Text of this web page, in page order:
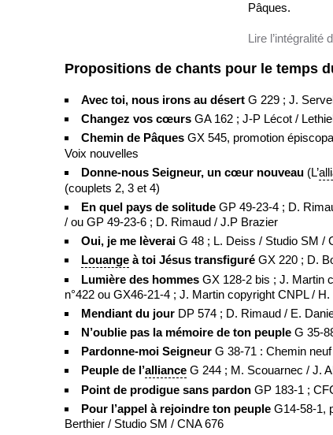
Pâques.
Lire l’intégralité
Propositions de chants pour le temps
Avec toi, nous irons au désert G 229 ; J.
Changez vos cœurs GA 162 ; J-P Lécot /
Chemin de Pâques GX 545, promotion
Voix nouvelles
Donne-nous Seigneur, un cœur nouveau (L’
(couplets 2, 3 et 4)
En quel pays de solitude GP 49-23-4 ; D.
/ ou GP 49-23-6 ; D. Rimaud / J.P Brazier
Oui, je me lèverai G 48 ; L. Deiss / Studio SM /
Louange à toi Jésus transfiguré GX 220 ; D.
Lumière des hommes GX 128-2 bis ; J. Martin
n°422 ou GX46-21-4 ; J. Martin copyright CNPL /
Mendiant du jour DP 574 ; D. Rimaud / E.
N’oublie pas la mémoire de ton peuple G 35-
Pardonne-moi Seigneur G 38-71 : Chemin
Peuple de l’alliance G 244 ; M. Scouarnec / J.
Point de prodigue sans pardon GP 183-1 ;
Pour l’appel à rejoindre ton peuple G14-58-1,
Berthier / Studio SM / CNA 676